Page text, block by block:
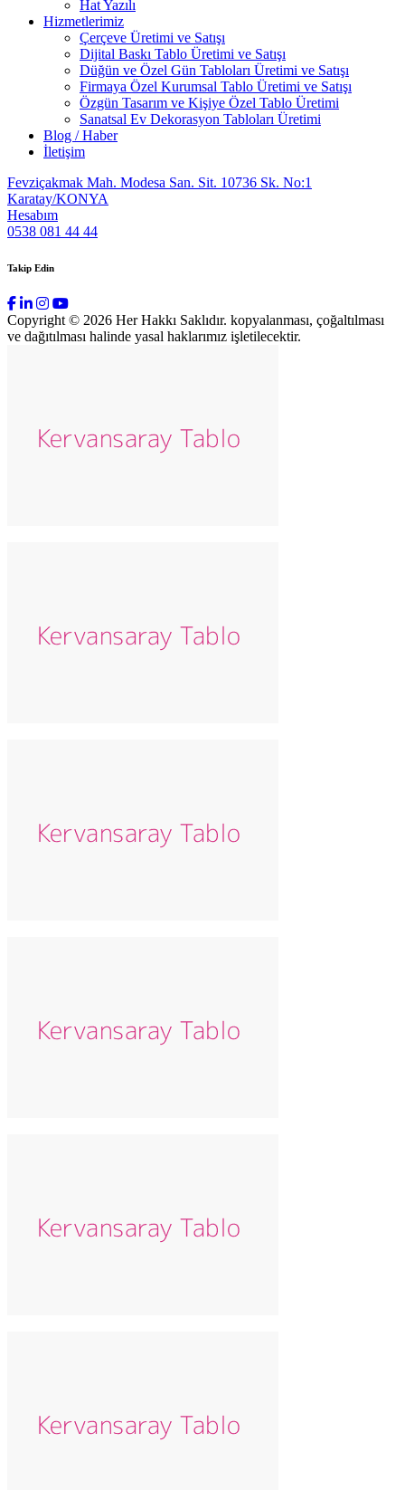
Hat Yazılı
Hizmetlerimiz
Çerçeve Üretimi ve Satışı
Dijital Baskı Tablo Üretimi ve Satışı
Düğün ve Özel Gün Tabloları Üretimi ve Satışı
Firmaya Özel Kurumsal Tablo Üretimi ve Satışı
Özgün Tasarım ve Kişiye Özel Tablo Üretimi
Sanatsal Ev Dekorasyon Tabloları Üretimi
Blog / Haber
İletişim
Fevziçakmak Mah. Modesa San. Sit. 10736 Sk. No:1
Karatay/KONYA
Hesabım
0538 081 44 44
Takip Edin
Copyright © 2026 Her Hakkı Saklıdır. kopyalanması, çoğaltılması
ve dağıtılması halinde yasal haklarımız işletilecektir.